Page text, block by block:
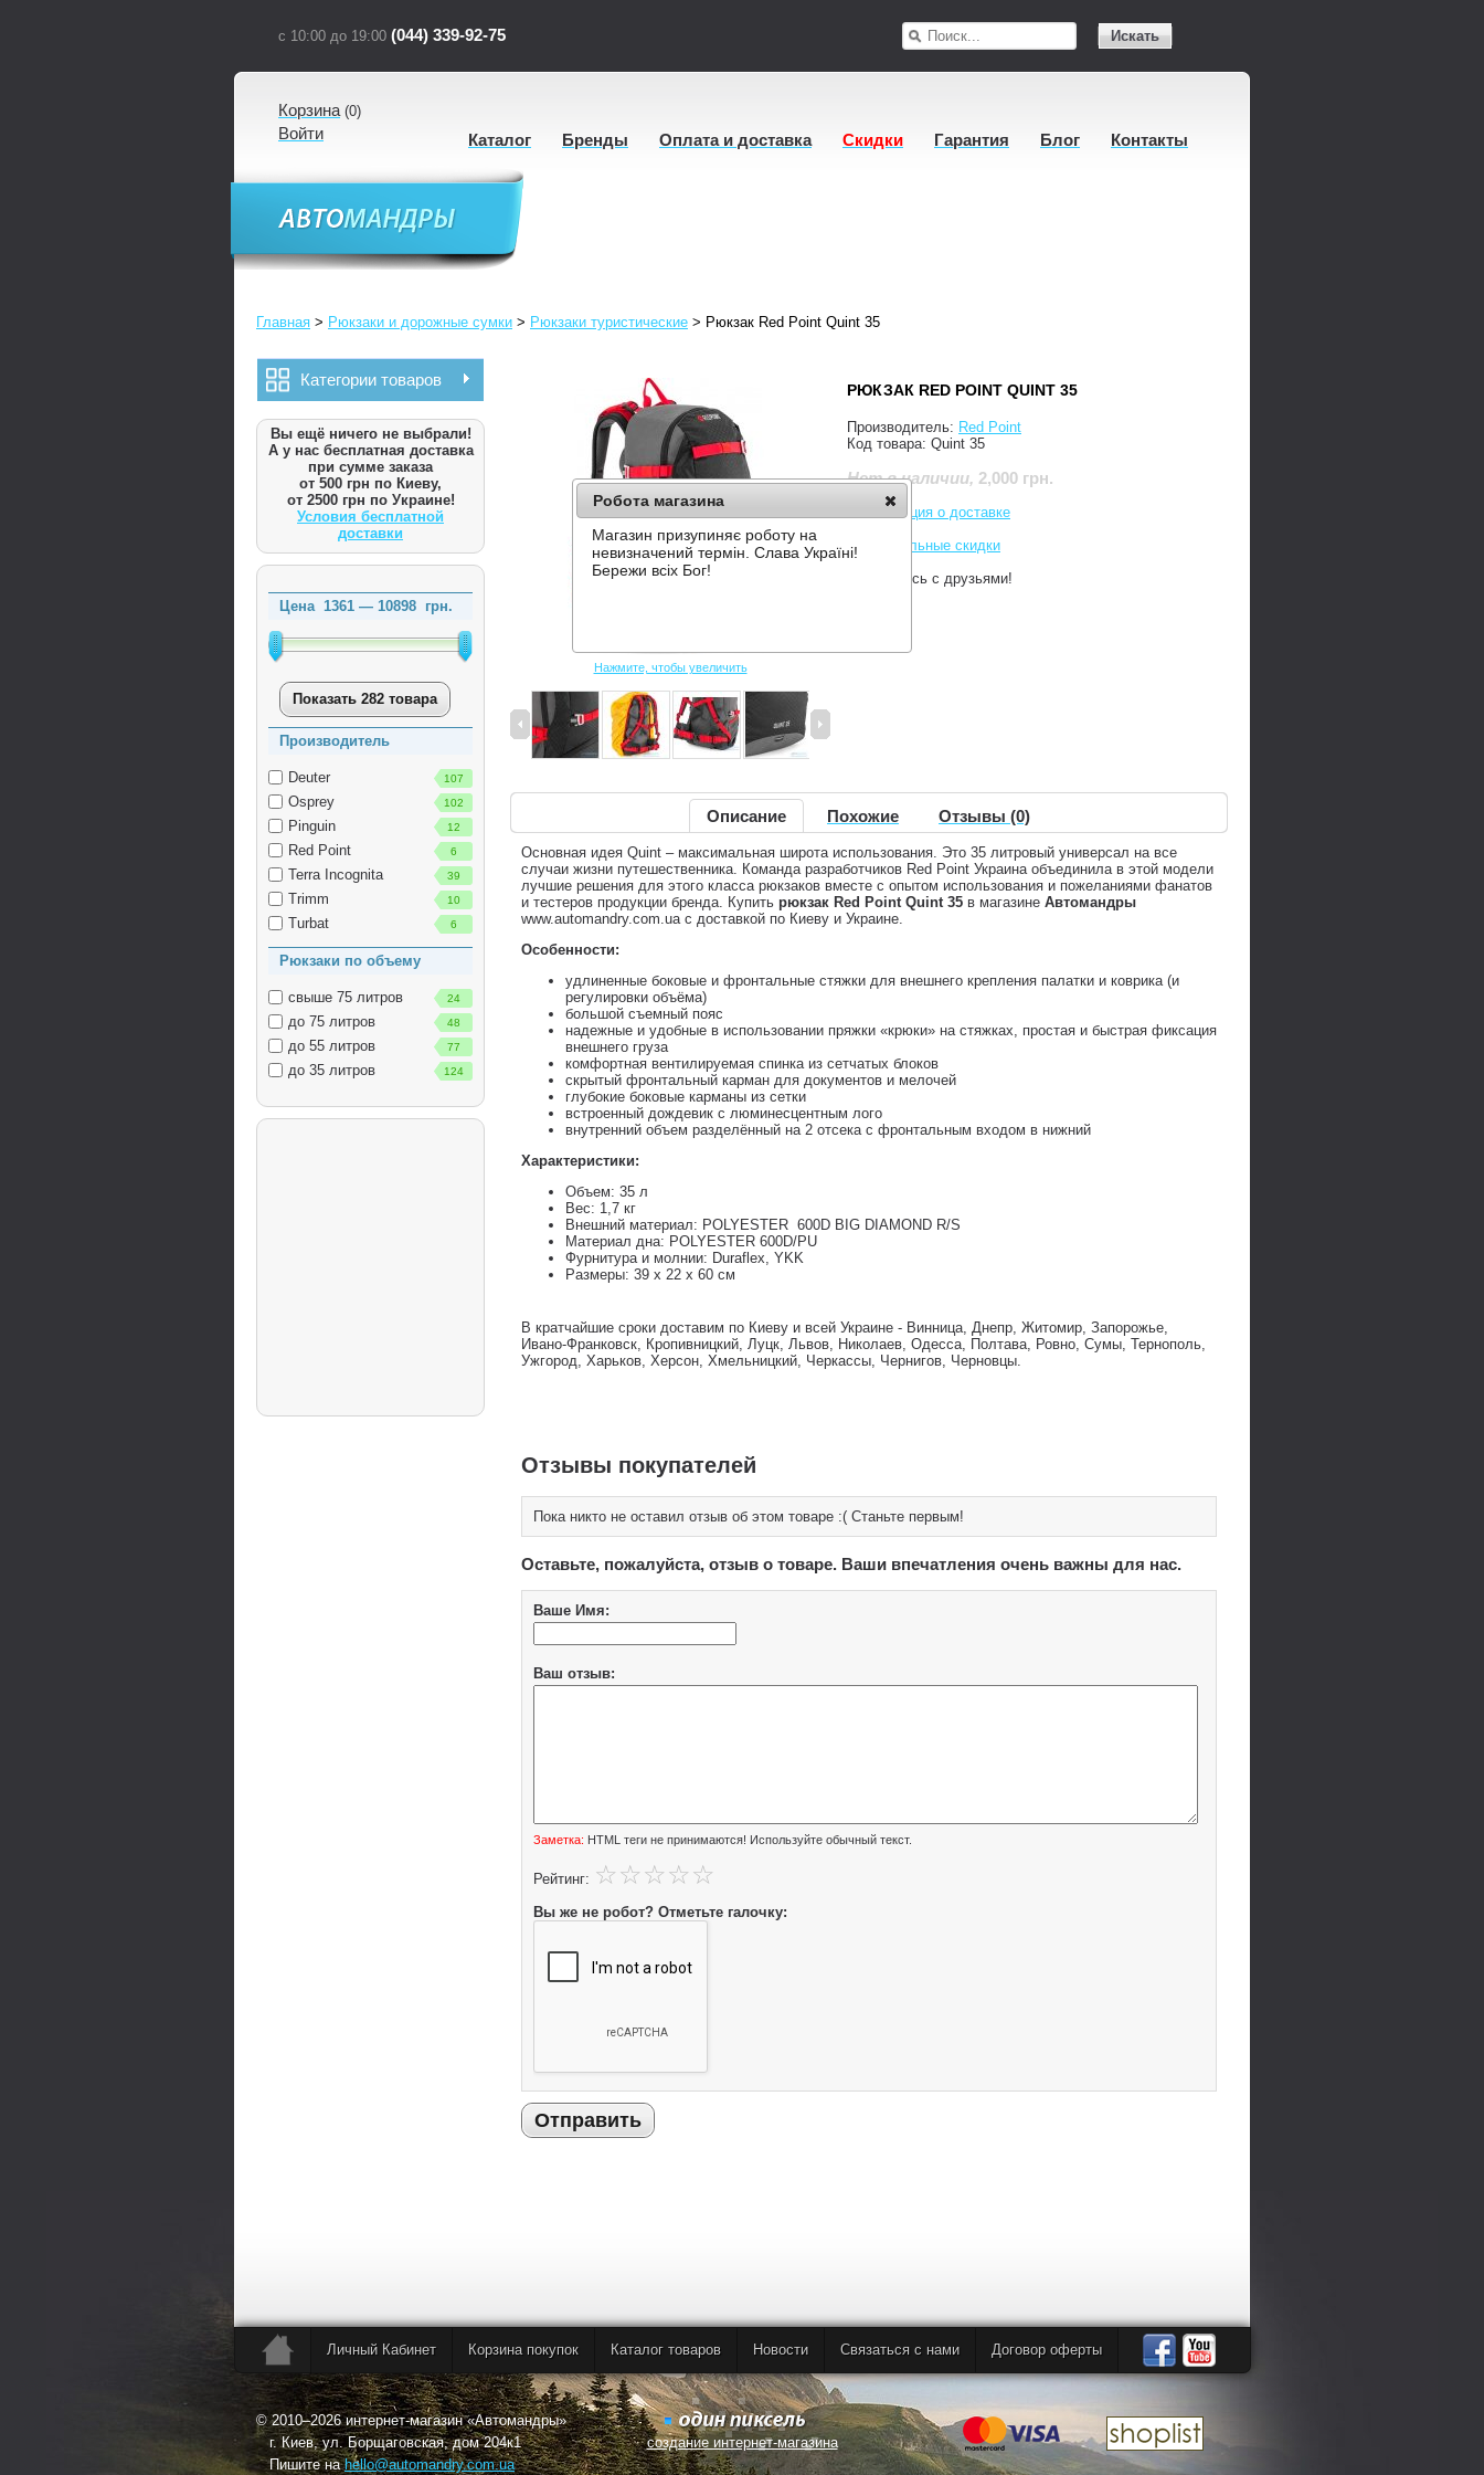
с 10:00 до 19:00 (044) 339-92-75 Искать
Корзина(0)
Войти Каталог Бренды Оплата и доставка Скидки Гарантия Блог Контакты
Главная > Рюкзаки и дорожные сумки > Рюкзаки туристические > Рюкзак Red Point Quint 35
Категории товаров
Вы ещё ничего не выбрали!
А у нас бесплатная доставка
при сумме заказа
от 500 грн по Киеву,
от 2500 грн по Украине!
Условия бесплатной
доставки
Цена 1361 — 10898 грн.
Показать 282 товара
Производитель
Deuter 107
Osprey 102
Pinguin 12
Red Point 6
Terra Incognita 39
Trimm 10
Turbat 6
Рюкзаки по объему
свыше 75 литров 24
до 75 литров 48
до 55 литров 77
до 35 литров 124
Нажмите, чтобы увеличить
РЮКЗАК RED POINT QUINT 35
Производитель: Red Point
Код товара: Quint 35
Нет в наличии, 2,000 грн.
Информация о доставке
Накопительные скидки
Поделитесь с друзьями!
Описание Похожие Отзывы (0)
Основная идея Quint – максимальная широта использования. Это 35 литровый универсал на все
случаи жизни путешественника. Команда разработчиков Red Point Украина объединила в этой модели
лучшие решения для этого класса рюкзаков вместе с опытом использования и пожеланиями фанатов
и тестеров продукции бренда. Купить рюкзак Red Point Quint 35 в магазине Автомандры
www.automandry.com.ua с доставкой по Киеву и Украине.
Особенности:
удлиненные боковые и фронтальные стяжки для внешнего крепления палатки и коврика (и
регулировки объёма)
большой съемный пояс
надежные и удобные в использовании пряжки «крюки» на стяжках, простая и быстрая фиксация
внешнего груза
комфортная вентилируемая спинка из сетчатых блоков
скрытый фронтальный карман для документов и мелочей
глубокие боковые карманы из сетки
встроенный дождевик с люминесцентным лого
внутренний объем разделённый на 2 отсека с фронтальным входом в нижний
Характеристики:
Объем: 35 л
Вес: 1,7 кг
Внешний материал: POLYESTER 600D BIG DIAMOND R/S
Материал дна: POLYESTER 600D/PU
Фурнитура и молнии: Duraflex, YKK
Размеры: 39 х 22 х 60 см
В кратчайшие сроки доставим по Киеву и всей Украине - Винница, Днепр, Житомир, Запорожье,
Ивано-Франковск, Кропивницкий, Луцк, Львов, Николаев, Одесса, Полтава, Ровно, Сумы, Тернополь,
Ужгород, Харьков, Херсон, Хмельницкий, Черкассы, Чернигов, Черновцы.
Отзывы покупателей
Пока никто не оставил отзыв об этом товаре :( Станьте первым!
Оставьте, пожалуйста, отзыв о товаре. Ваши впечатления очень важны для нас.
Ваше Имя:
Ваш отзыв:
Заметка: HTML теги не принимаются! Используйте обычный текст.
Рейтинг:
Вы же не робот? Отметьте галочку:
Отправить
Личный Кабинет Корзина покупок Каталог товаров Новости Связаться с нами
Договор оферты
Автомандры
Автомандры
Робота магазина
Магазин призупиняє роботу на
невизначений термін. Слава Україні!
Бережи всіх Бог!
© 2010–2026 интернет-магазин «Автомандры»
г. Киев, ул. Борщаговская, дом 204к1
Пишите наhello@automandry.com.ua
создание интернет-магазина